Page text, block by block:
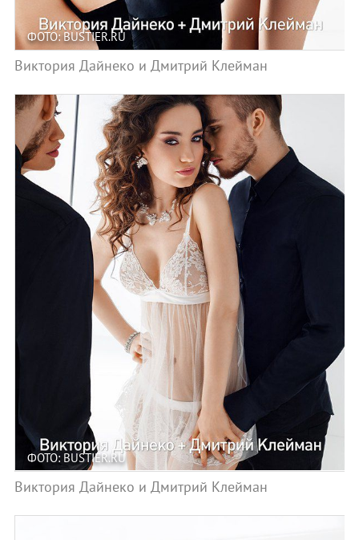
ФОТО: BUSTIER.RU
Виктория Дайнеко и Дмитрий Клейман
ФОТО: BUSTIER.RU
Виктория Дайнеко и Дмитрий Клейман